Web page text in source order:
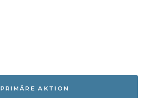
PRIMÄRE AKTION